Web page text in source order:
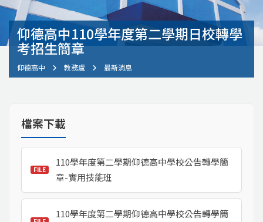
仰德高中110學年度第二學期日校轉學
考招生簡章
仰德高中 教務處 最新消息
檔案下載
110學年度第二學期仰德高中學校公告轉學簡
章-實用技能班
110學年度第二學期仰德高中學校公告轉學簡